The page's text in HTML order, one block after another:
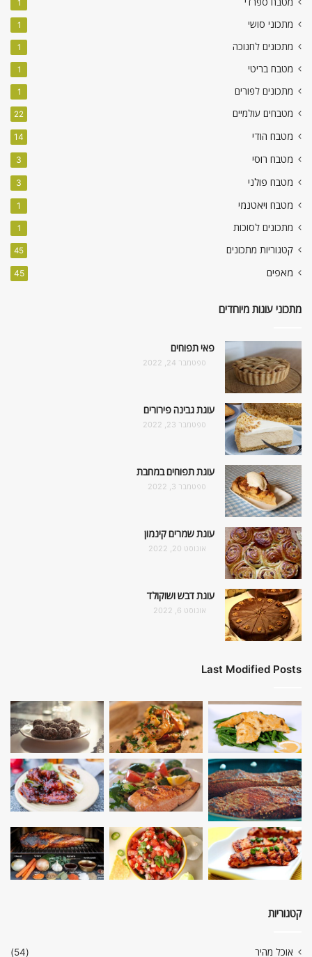
1
מתכוני סושי 1
מתכונים לחנוכה 1
מטבח בריטי 1
מתכונים לפורים 1
מטבחים עולמיים 22
מטבח הודי 14
מטבח רוסי 3
מטבח פולני 3
מטבח ויאטנמי 1
מתכונים לסוכות 1
קטגוריות מתכונים 45
מאפים 45
מתכוני עוגות מיוחדים
פאי תפוחים
ספטמבר 24, 2022
עוגת גבינה פירורים
ספטמבר 23, 2022
עוגת תפוחים במחבת
ספטמבר 3, 2022
עוגת שמרים קינמון
אוגוסט 20, 2022
עוגת דבש ושוקולד
אוגוסט 6, 2022
Last Modified Posts
קטגוריות
אוכל מהיר
(54)